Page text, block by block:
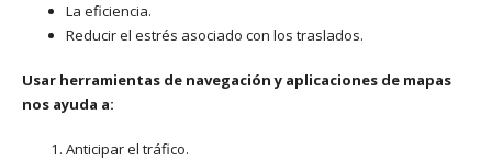
La eficiencia.
Reducir el estrés asociado con los traslados.
Usar herramientas de navegación y aplicaciones de mapas
nos ayuda a:
Anticipar el tráfico.